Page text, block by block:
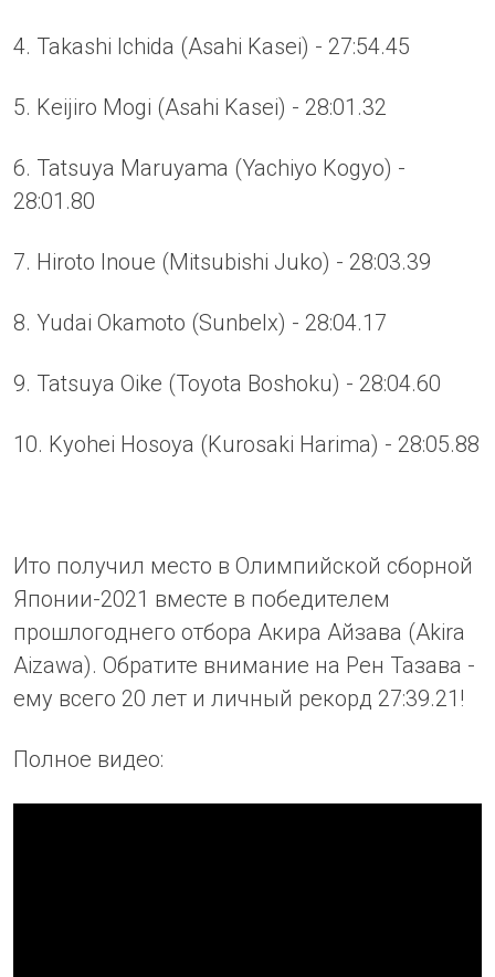
4. Takashi Ichida (Asahi Kasei) - 27:54.45
5. Keijiro Mogi (Asahi Kasei) - 28:01.32
6. Tatsuya Maruyama (Yachiyo Kogyo) -
28:01.80
7. Hiroto Inoue (Mitsubishi Juko) - 28:03.39
8. Yudai Okamoto (Sunbelx) - 28:04.17
9. Tatsuya Oike (Toyota Boshoku) - 28:04.60
10. Kyohei Hosoya (Kurosaki Harima) - 28:05.88
Ито получил место в Олимпийской сборной
Японии-2021 вместе в победителем
прошлогоднего отбора Акира Айзава (Akira
Aizawa). Обратите внимание на Рен Тазава -
ему всего 20 лет и личный рекорд 27:39.21!
Полное видео: